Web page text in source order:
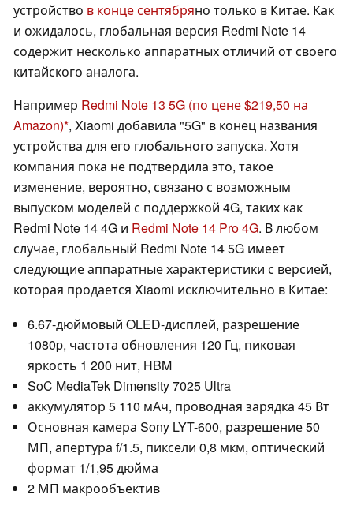
устройство в конце сентябряно только в Китае. Как
и ожидалось, глобальная версия Redmi Note 14
содержит несколько аппаратных отличий от своего
китайского аналога.
Например Redmi Note 13 5G (по цене $219,50 на
Amazon) , Xiaomi добавила "5G" в конец названия
устройства для его глобального запуска. Хотя
компания пока не подтвердила это, такое
изменение, вероятно, связано с возможным
выпуском моделей с поддержкой 4G, таких как
Redmi Note 14 4G и Redmi Note 14 Pro 4G. В любом
случае, глобальный Redmi Note 14 5G имеет
следующие аппаратные характеристики с версией,
которая продается Xiaomi исключительно в Китае:
6.67-дюймовый OLED-дисплей, разрешение
1080p, частота обновления 120 Гц, пиковая
яркость 1 200 нит, HBM
SoC MediaTek Dimensity 7025 Ultra
аккумулятор 5 110 мАч, проводная зарядка 45 Вт
Основная камера Sony LYT-600, разрешение 50
МП, апертура f/1.5, пиксели 0,8 мкм, оптический
формат 1/1,95 дюйма
2 МП макрообъектив